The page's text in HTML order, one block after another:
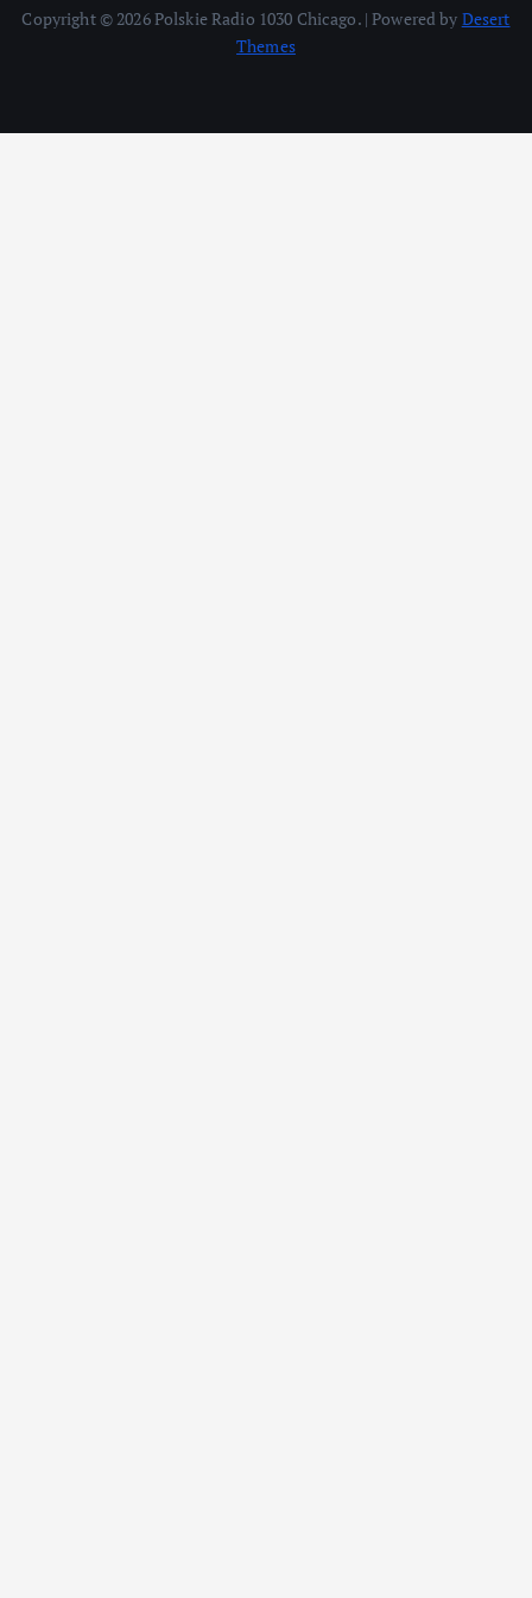
Copyright © 2026 Polskie Radio 1030 Chicago. | Powered by Desert
Themes